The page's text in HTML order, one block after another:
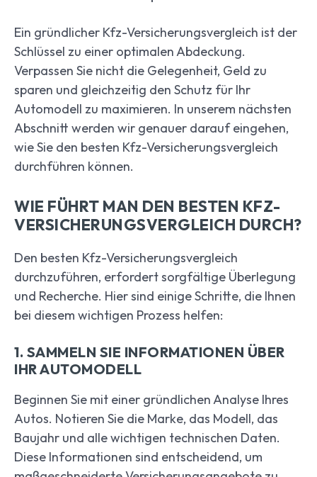
Ein gründlicher Kfz-Versicherungsvergleich ist der
Schlüssel zu einer optimalen Abdeckung.
Verpassen Sie nicht die Gelegenheit, Geld zu
sparen und gleichzeitig den Schutz für Ihr
Automodell zu maximieren. In unserem nächsten
Abschnitt werden wir genauer darauf eingehen,
wie Sie den besten Kfz-Versicherungsvergleich
durchführen können.
WIE FÜHRT MAN DEN BESTEN KFZ-
VERSICHERUNGSVERGLEICH DURCH?
Den besten Kfz-Versicherungsvergleich
durchzuführen, erfordert sorgfältige Überlegung
und Recherche. Hier sind einige Schritte, die Ihnen
bei diesem wichtigen Prozess helfen:
1. SAMMELN SIE INFORMATIONEN ÜBER
IHR AUTOMODELL
Beginnen Sie mit einer gründlichen Analyse Ihres
Autos. Notieren Sie die Marke, das Modell, das
Baujahr und alle wichtigen technischen Daten.
Diese Informationen sind entscheidend, um